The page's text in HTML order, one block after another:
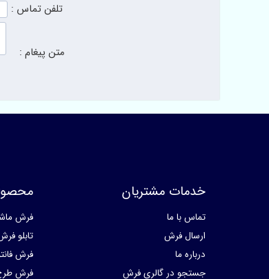
تلفن تماس :
متن پیغام :
خدمات مشتریان
تماس با ما
ارسال فرش
درباره ما
جستجو در گالری فرش
فرش
تابلو
فرش
فرش